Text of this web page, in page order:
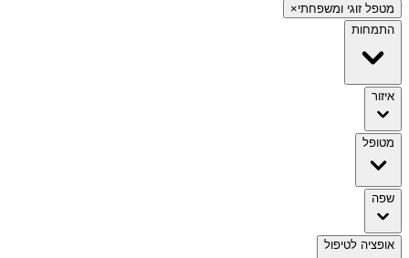
מטפל זוגי ומשפחתי×
התמחות
איזור
מטופל
שפה
אופציה לטיפול